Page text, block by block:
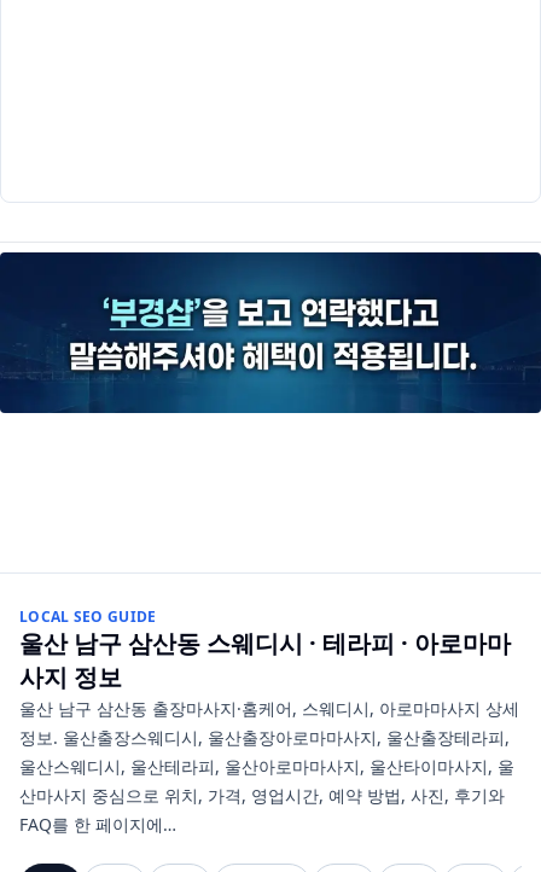
LOCAL SEO GUIDE
울산 남구 삼산동 스웨디시 · 테라피 · 아로마마
사지 정보
울산 남구 삼산동 출장마사지·홈케어, 스웨디시, 아로마마사지 상세
정보. 울산출장스웨디시, 울산출장아로마마사지, 울산출장테라피,
울산스웨디시, 울산테라피, 울산아로마마사지, 울산타이마사지, 울
산마사지 중심으로 위치, 가격, 영업시간, 예약 방법, 사진, 후기와
FAQ를 한 페이지에…